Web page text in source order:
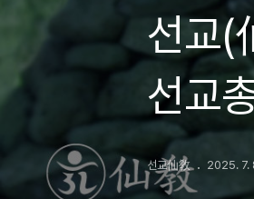
선교(
선교
신단
선교仙敎 2025. 7.